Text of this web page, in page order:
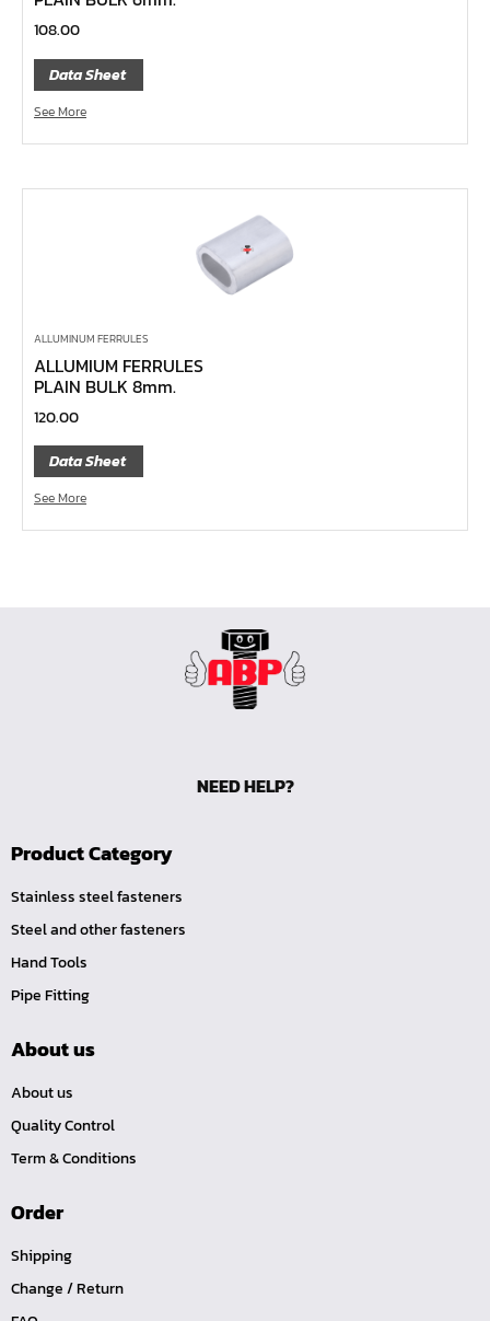
ด้ามฟรี หัวเล็ก ด้ามยาง 1/4", 3/8", 1/2"
ด้ามฟรี หัวเล็ก ด้ามเรียบ 1/4", 3/8", 1/2"
ด้ามฟรี หัวเล็ก ด้ามเหล็ก 1/4", 3/8", 1/2"
ด้ามฟรีสั้น 1/4", 3/8", 1/2"
ด้ามฟรี ด้ามเรียบ 1/4", 3/8", 1/2"
ด้ามฟรี ด้ามเหล็ก 1/4", 3/8", 1/2", 1"
บ๊อกซ์เดือยโผล่ ท๊อกซ์ พลัส 5 แฉก
บ๊อกซ์เดือยโผล่ ท๊อกซ์ พลัส, ท๊อกซ์ RibeCV
บ๊อกซ์เดือยโผล่ ท๊อกซ์, ท๊อกซ์มีรู
บ๊อกซ์เดือยโผล่ 12 แฉก, บ๊อกซ์เดือยโผล่ 12 เหลี่ยม
บ๊อกซ์เดือยโผล่ หกเหลี่ยม,บ๊อกซ์เดือยโผล่ หกเหลี่ยมหัว
บ๊อกซ์เดือยโผล่ แบน
บ๊อกซ์เดือยโผล่ แฉก โพซี่
บ๊อกซ์เดือยโผล่ แฉก
ค้อนพลาสติก
ค้อนช่างเหล็ก
ค้อนทุบหิน
ค้อนช่างทอง
ค้อนหัวกลม
คีมย้ำสายไฟ
คีมล๊อค
คีมหนีบ-ถ่างแหวน
คีมปากนกแก้ว,​คีมตัดตะปู
คีมปากแหลม
108.00
Data Sheet
See More
ALLUMINUM FERRULES
ALLUMIUM FERRULES
PLAIN BULK 8mm.
120.00
Data Sheet
See More
NEED HELP?
Product Category
Stainless steel fasteners
Steel and other fasteners
Hand Tools
Pipe Fitting
About us
About us
Quality Control
Term & Conditions
Order
Shipping
Change / Return